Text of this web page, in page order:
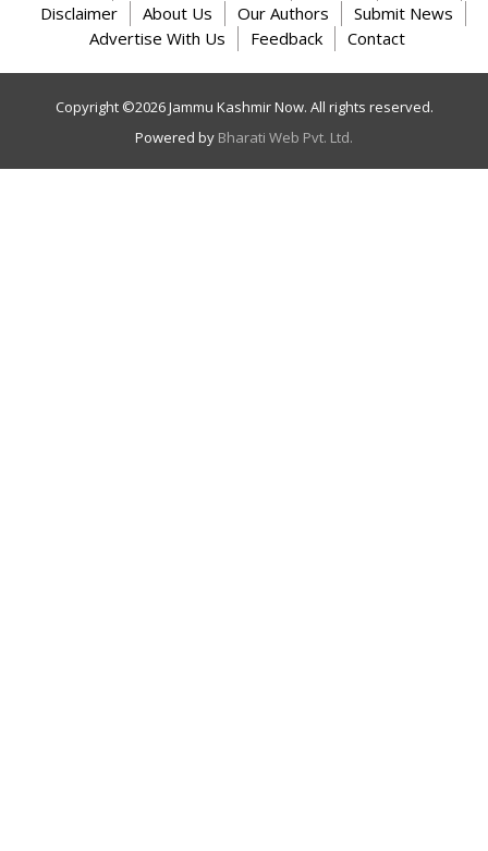
Disclaimer
About Us Our Authors
Submit News
Advertise With Us
Feedback Contact
Copyright ©2026Jammu Kashmir Now. All rights reserved.
Powered by Bharati Web Pvt. Ltd.